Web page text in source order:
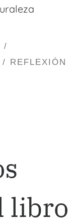
REFLEXIÓN
libro